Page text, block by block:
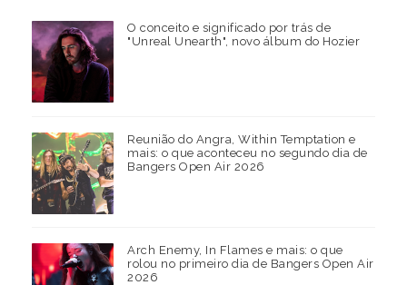
O conceito e significado por trás de
"Unreal Unearth", novo álbum do Hozier
Reunião do Angra, Within Temptation e
mais: o que aconteceu no segundo dia de
Bangers Open Air 2026
Arch Enemy, In Flames e mais: o que
rolou no primeiro dia de Bangers Open Air
2026